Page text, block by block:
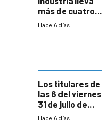
más de cuatro
meses sin
Hace 6 días
Los titulares de
las 6 del viernes
31 de julio de
2026
Hace 6 días